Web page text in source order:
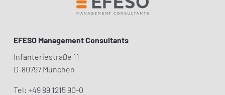
EFESO Management Consultants
Infanteriestraße 11
D-80797 München
Tel: +49 89 1215 90-0